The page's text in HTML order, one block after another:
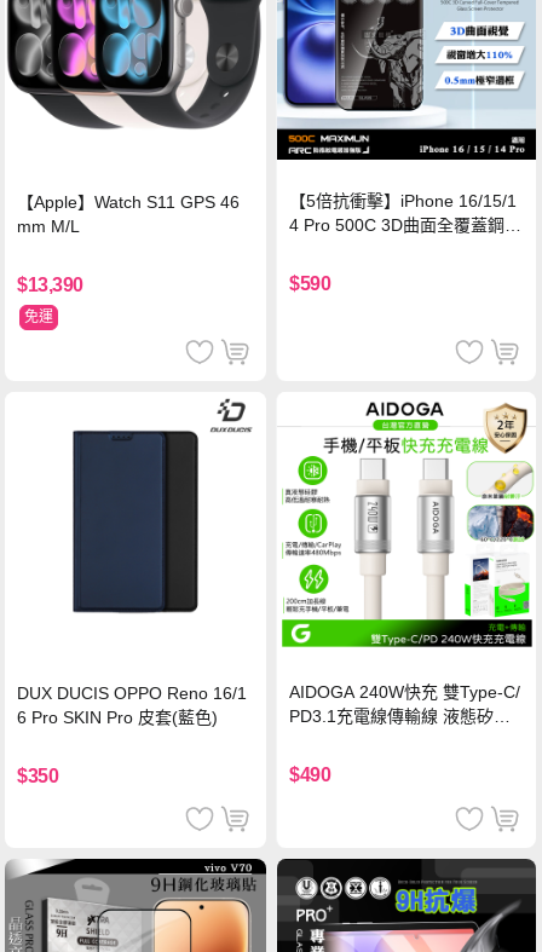
【Apple】Watch S11 GPS 46
mm M/L
$13,390
免運
【5倍抗衝擊】iPhone 16/15/1
4 Pro 500C 3D曲面全覆蓋鋼化
保護貼
$590
DUX DUCIS OPPO Reno 16/1
6 Pro SKIN Pro 皮套(藍色)
$350
AIDOGA 240W快充 雙Type-C/
PD3.1充電線傳輸線 液態矽膠
機/平板/筆電
$490